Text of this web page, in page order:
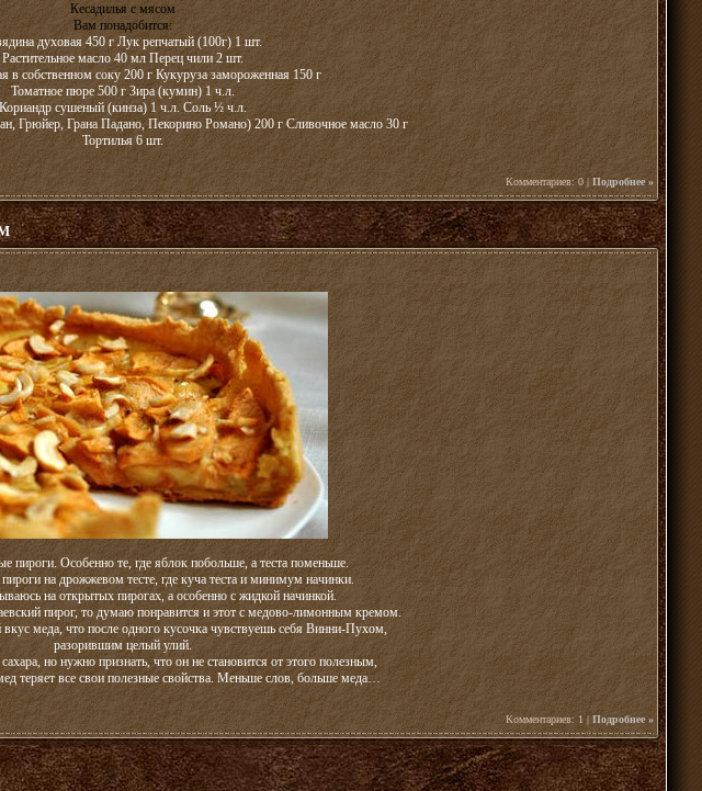
Кесадилья с мясом
Вам понадобится:
духовая 450 г Лук репчатый (100г) 1 шт.
Растительное масло 40 мл Перец чили 2 шт.
в собственном соку 200 г Кукуруза замороженная 150 г
Томатное пюре 500 г Зира (кумин) 1 ч.л.
Кориандр сушеный (кинза) 1 ч.л. Соль ½ ч.л.
Грюйер, Грана Падано, Пекорино Романо) 200 г Сливочное масло 30 г
Тортилья 6 шт.
Комментариев: 0 |Подробнее »
пироги. Особенно те, где яблок побольше, а теста поменьше.
на дрожжевом тесте, где куча теста и минимум начинки.
на открытых пирогах, а особенно с жидкой начинкой.
пирог, то думаю понравится и этот с медово-лимонным кремом.
меда, что после одного кусочка чувствуешь себя Винни-Пухом,
разорившим целый улий.
но нужно признать, что он не становится от этого полезным,
теряет все свои полезные свойства. Меньше слов, больше меда…
Комментариев: 1 |Подробнее »